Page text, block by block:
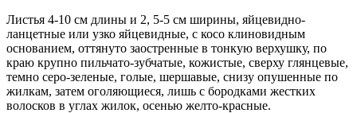
Листья 4-10 см длины и 2, 5-5 см ширины, яйцевидно-
ланцетные или узко яйцевидные, с косо клиновидным
основанием, оттянуто заостренные в тонкую верхушку, по
краю крупно пильчато-зубчатые, кожистые, сверху глянцевые,
темно серо-зеленые, голые, шершавые, снизу опушенные по
жилкам, затем оголяющиеся, лишь с бородками жестких
волосков в углах жилок, осенью желто-красные.